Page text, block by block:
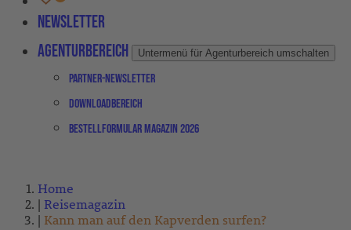
Newsletter
Agenturbereich
Untermenü für Agenturbereich umschalten
Partner-Newsletter
Downloadbereich
Bestellformular Magazin 2026
Home
Reisemagazin
Kann man auf den Kapverden surfen?